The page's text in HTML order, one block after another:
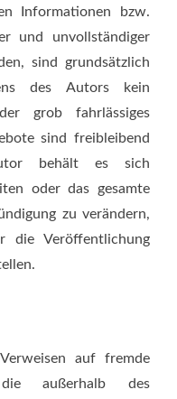
Informationen bzw.
und unvollständiger
sind grundsätzlich
des Autors kein
grob fahrlässiges
sind freibleibend
behält es sich
oder das gesamte
zu verändern,
die Veröffentlichung
auf fremde
die außerhalb des